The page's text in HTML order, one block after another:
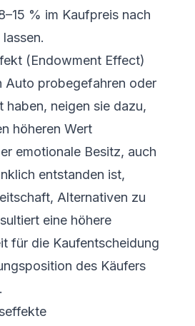
% im Kaufpreis nach
(Endowment Effect)
Auto probegefahren oder
haben, neigen sie dazu,
höheren Wert
emotionale Besitz, auch
entstanden ist,
Alternativen zu
eine höhere
für die Kaufentscheidung
des Käufers